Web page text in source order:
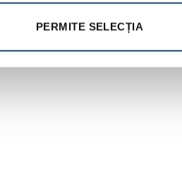
PERMITE SELECȚIA